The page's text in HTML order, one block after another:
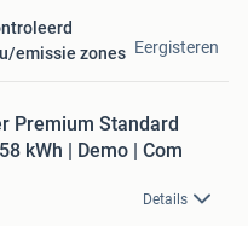
emissie zones Eergisteren
Premium Standard
kWh | Demo | Com
Details